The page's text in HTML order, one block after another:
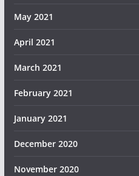
May 2021
April 2021
March 2021
February 2021
January 2021
December 2020
November 2020